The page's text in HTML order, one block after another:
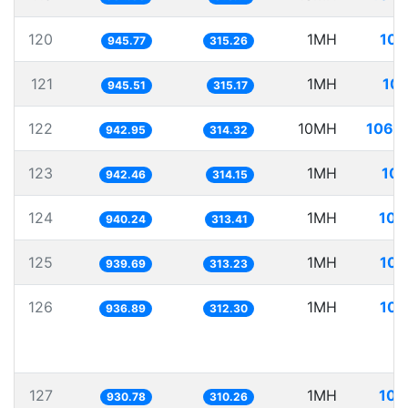
120 945.77 315.26 1MH
121 945.51 315.17 1MH
122 942.95 314.32 10MH
123 942.46 314.15 1MH
124 940.24 313.41 1MH
125 939.69 313.23 1MH
126 936.89 312.30 1MH
127 930.78 310.26 1MH